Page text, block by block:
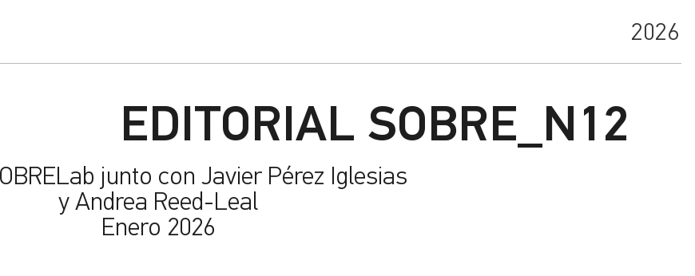
2026
EDITORIAL SOBRE_N12
junto con Javier Pérez Iglesias
y Andrea Reed-Leal
Enero 2026